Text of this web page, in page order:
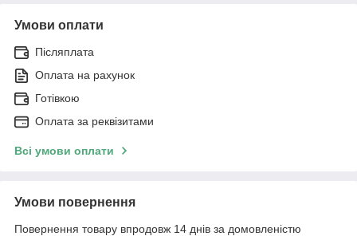
Умови оплати
Післяплата
Оплата на рахунок
Готівкою
Оплата за реквізитами
Всі умови оплати
Умови повернення
Повернення товару впродовж 14 днів за домовленістю